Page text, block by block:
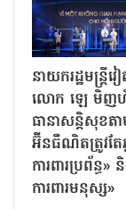
នាយករដ្ឋមន្ត្រី
លោក ឡេ មិញហ៊ឹ
ធានាសន្តិសុខត
អ៊ីនធឺណិតត្រូវតែភ្
ការពារប្រព័ន្ធ»
ការពារមនុស្ស»